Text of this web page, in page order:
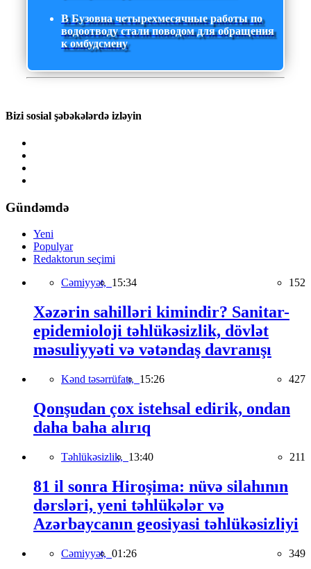
В Бузовна четырехмесячные работы по
водоотводу стали поводом для обращения
к омбудсмену
Bizi sosial şəbəkələrdə izləyin
Gündəmdə
Yeni
Populyar
Redaktorun seçimi
Cəmiyyət, 15:34 152
Xəzərin sahilləri kimindir? Sanitar-
epidemioloji təhlükəsizlik, dövlət
məsuliyyəti və vətəndaş davranışı
Kənd təsərrüfatı, 15:26 427
Qonşudan çox istehsal edirik, ondan
daha baha alırıq
Təhlükəsizlik, 13:40 211
81 il sonra Hiroşima: nüvə silahının
dərsləri, yeni təhlükələr və
Azərbaycanın geosiyasi təhlükəsizliyi
Cəmiyyət, 01:26 349